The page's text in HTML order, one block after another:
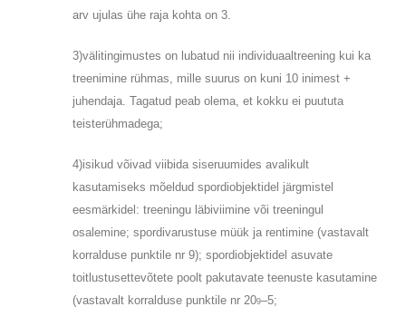
arv ujulas ühe raja kohta on 3.
3)välitingimustes on lubatud nii individuaaltreening kui ka
treenimine rühmas, mille suurus on kuni 10 inimest +
juhendaja. Tagatud peab olema, et kokku ei puututa
teisterühmadega;
4)isikud võivad viibida siseruumides avalikult
kasutamiseks mõeldud spordiobjektidel järgmistel
eesmärkidel: treeningu läbiviimine või treeningul
osalemine; spordivarustuse müük ja rentimine (vastavalt
korralduse punktile nr 9); spordiobjektidel asuvate
toitlustusettevõtete poolt pakutavate teenuste kasutamine
(vastavalt korralduse punktile nr 209–5;